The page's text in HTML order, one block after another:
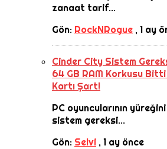
zanaat tarif...
Gön: RockNRogue ,1 ay
Cinder City Sistem
64 GB RAM Korkusu
Kartı Şart!
PC oyuncularının
sistem gereksi...
Gön: Selvi ,1 ay önce